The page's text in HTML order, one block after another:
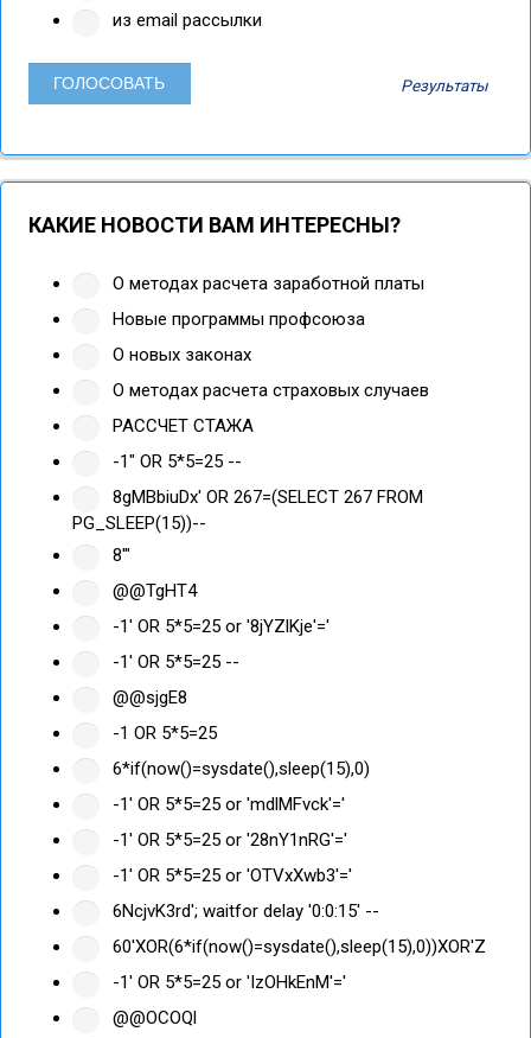
из email рассылки
Результаты
КАКИЕ НОВОСТИ ВАМ ИНТЕРЕСНЫ?
О методах расчета заработной платы
Новые программы профсоюза
О новых законах
О методах расчета страховых случаев
РАССЧЕТ СТАЖА
-1" OR 5*5=25 --
8gMBbiuDx' OR 267=(SELECT 267 FROM
PG_SLEEP(15))--
8'"
@@TgHT4
-1' OR 5*5=25 or '8jYZlKje'='
-1' OR 5*5=25 --
@@sjgE8
-1 OR 5*5=25
6*if(now()=sysdate(),sleep(15),0)
-1' OR 5*5=25 or 'mdlMFvck'='
-1' OR 5*5=25 or '28nY1nRG'='
-1' OR 5*5=25 or 'OTVxXwb3'='
6NcjvK3rd'; waitfor delay '0:0:15' --
60'XOR(6*if(now()=sysdate(),sleep(15),0))XOR'Z
-1' OR 5*5=25 or 'IzOHkEnM'='
@@OCOQl